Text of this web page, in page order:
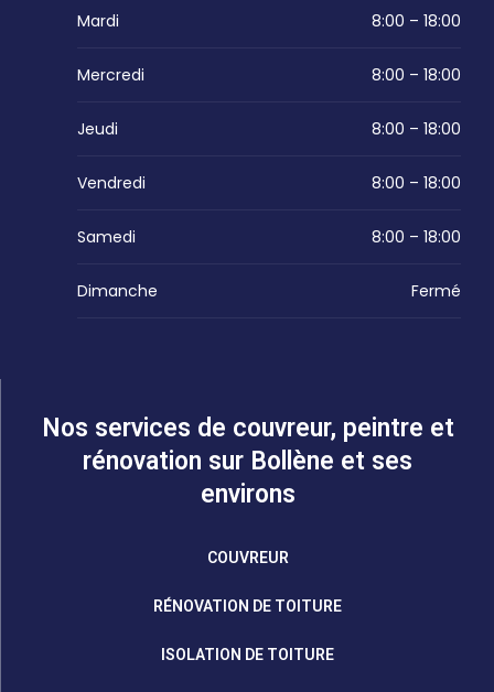
Mardi 8:00 – 18:00
Mercredi 8:00 – 18:00
Jeudi 8:00 – 18:00
Vendredi 8:00 – 18:00
Samedi 8:00 – 18:00
Dimanche Fermé
Nos services de couvreur, peintre et
rénovation sur Bollène et ses
environs
COUVREUR
RÉNOVATION DE TOITURE
ISOLATION DE TOITURE